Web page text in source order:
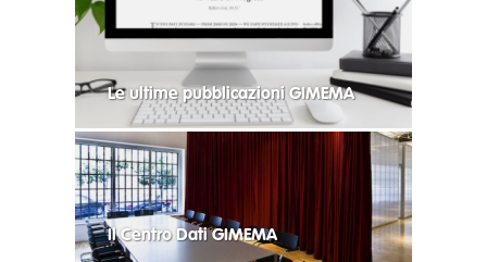
Le ultime pubblicazioni GIMEMA
Il Centro Dati GIMEMA